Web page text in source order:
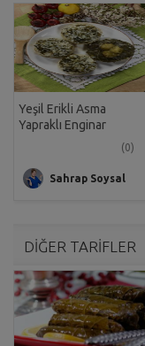
Yeşil Erikli Asma
Yapraklı Enginar
(0)
Sahrap Soysal
DİĞER TARİFLER